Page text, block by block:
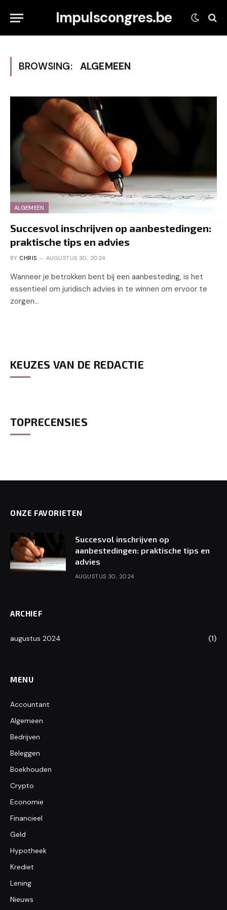
Impulscongres.be
BROWSING: ALGEMEEN
ALGEMEEN
Succesvol inschrijven op aanbestedingen:
praktische tips en advies
BY CHRIS AUGUSTUS 30, 2024
Wanneer je betrokken bent bij een aanbesteding, is het
essentieel om juridisch advies in te winnen om ervoor te
zorgen…
KEUZES VAN DE REDACTIE
TOPRECENSIES
ONZE FAVORIETEN
Succesvol inschrijven op
aanbestedingen: praktische tips en
advies
AUGUSTUS 30, 2024
ARCHIEF
augustus 2024 (1)
MENU
Accountant
Algemeen
Bedrijven
Beleggen
Boekhouden
Crypto
Economie
Financieel
Geld
Hypotheek
Krediet
Lening
Nieuws